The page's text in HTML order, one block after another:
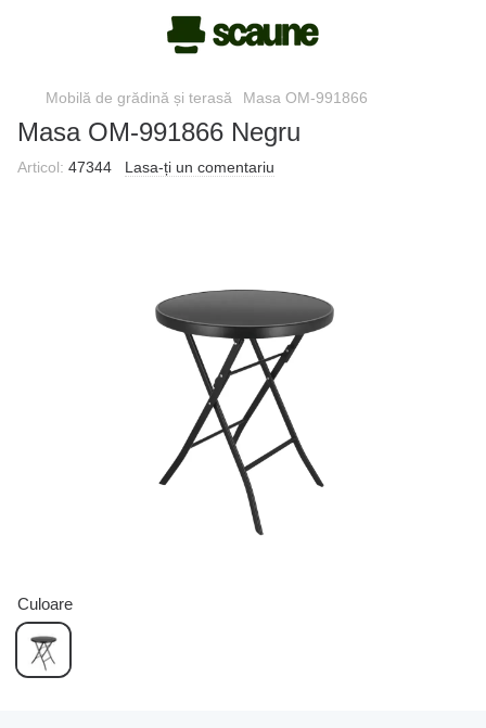
Mobilă de grădină și terasă Masa OM-991866
Masa OM-991866 Negru
Articol: 47344 Lasa-ți un comentariu
Culoare